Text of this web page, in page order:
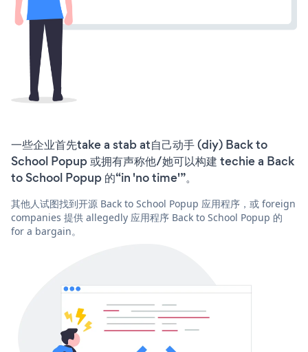
一些企业首先take a stab at自己动手 (diy) Back to
School Popup 或拥有声称他/她可以构建 techie a Back
to School Popup 的“in 'no time'”。
其他人试图找到开源 Back to School Popup 应用程序，或 foreign
companies 提供 allegedly 应用程序 Back to School Popup 的
for a bargain。